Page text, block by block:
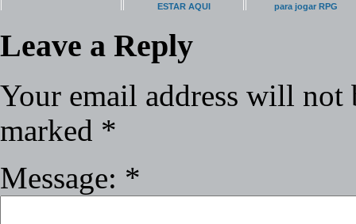
ESTAR AQUI
para jogar RPG
Leave a Reply
Your email address will not
marked *
Message: *